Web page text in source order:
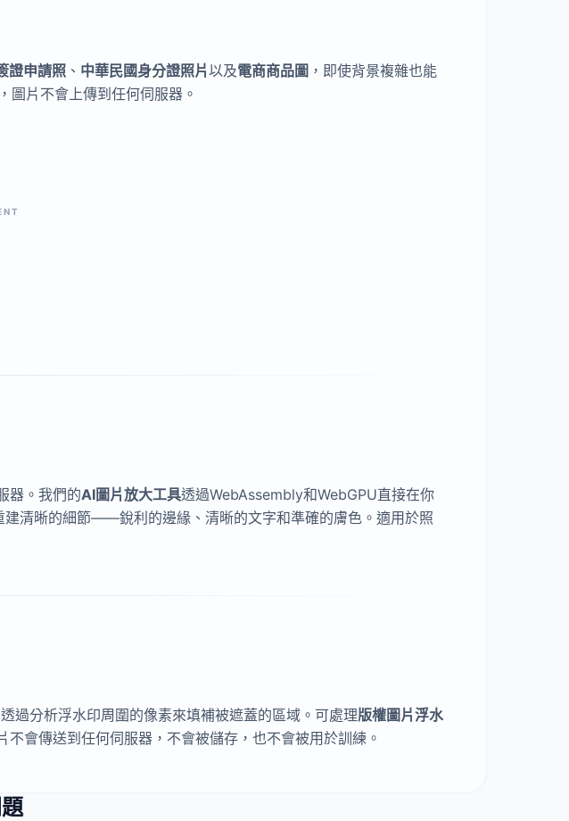
證申請照 、 中華民國身分證照片以及電商商品圖 ，即使背景複雜也能
圖片不會上傳到任何伺服器。
器。我們的AI圖片放大工具透過WebAssembly和WebGPU直接在你
建清晰的細節——銳利的邊緣、清晰的文字和準確的膚色。適用於照
分析浮水印周圍的像素來填補被遮蓋的區域。可處理版權圖片浮水
會傳送到任何伺服器，不會被儲存，也不會被用於訓練。